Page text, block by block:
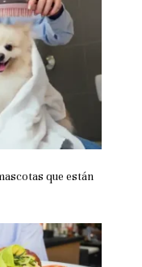
que están